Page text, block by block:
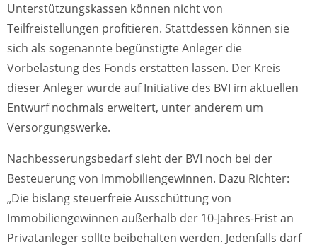
Unterstützungskassen können nicht von
Teilfreistellungen profitieren. Stattdessen können sie
sich als sogenannte begünstigte Anleger die
Vorbelastung des Fonds erstatten lassen. Der Kreis
dieser Anleger wurde auf Initiative des BVI im aktuellen
Entwurf nochmals erweitert, unter anderem um
Versorgungswerke.
Nachbesserungsbedarf sieht der BVI noch bei der
Besteuerung von Immobiliengewinnen. Dazu Richter:
„Die bislang steuerfreie Ausschüttung von
Immobiliengewinnen außerhalb der 10-Jahres-Frist an
Privatanleger sollte beibehalten werden. Jedenfalls darf